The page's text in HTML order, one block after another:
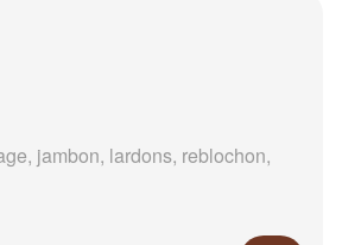
jambon, lardons, reblochon,